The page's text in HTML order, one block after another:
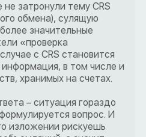
затронули тему CRS
обмена), сулящую
значительные
«проверка
с CRS становится
в том числе и
хранимых на счетах.
– ситуация гораздо
вопрос. И
изложении рискуешь